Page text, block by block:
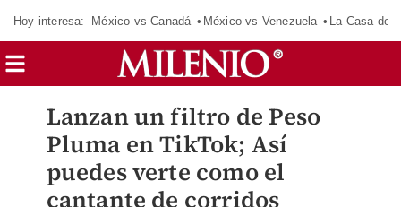
Hoy interesa: México vs Canadá México vs Venezuela La Casa de
Lanzan un filtro de Peso
Pluma en TikTok; Así
puedes verte como el
cantante de corridos